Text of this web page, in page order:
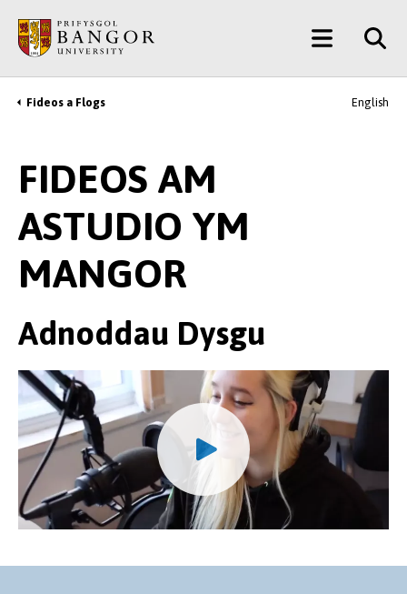
Prif
Gynnwys
Main
Menu
Breadcrumb
Fideos a Flogs English
FIDEOS AM
ASTUDIO YM
MANGOR
Adnoddau Dysgu